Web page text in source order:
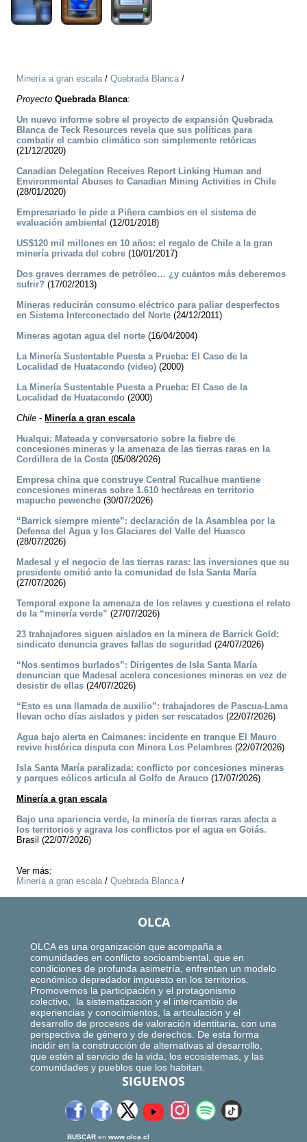
Minería a gran escala/ Quebrada Blanca/
Proyecto Quebrada Blanca:
Un nuevo informe sobre el proyecto de expansión Quebrada
Blanca de Teck Resources revela que sus políticas para
combatir el cambio climático son simplemente retóricas
(21/12/2020)
Canadian Delegation Receives Report Linking Human and
Environmental Abuses to Canadian Mining Activities in Chile
(28/01/2020)
Empresariado le pide a Piñera cambios en el sistema de
evaluación ambiental (12/01/2018)
US$120 mil millones en 10 años: el regalo de Chile a la gran
minería privada del cobre (10/01/2017)
Dos graves derrames de petróleo… ¿y cuántos más deberemos
sufrir? (17/02/2013)
Mineras reducirán consumo eléctrico para paliar desperfectos
en Sistema Interconectado del Norte (24/12/2011)
Mineras agotan agua del norte (16/04/2004)
La Minería Sustentable Puesta a Prueba: El Caso de la
Localidad de Huatacondo (video) (2000)
La Minería Sustentable Puesta a Prueba: El Caso de la
Localidad de Huatacondo (2000)
Chile - Minería a gran escala
Hualqui: Mateada y conversatorio sobre la fiebre de
concesiones mineras y la amenaza de las tierras raras en la
Cordillera de la Costa(05/08/2026)
Empresa china que construye Central Rucalhue mantiene
concesiones mineras sobre 1.610 hectáreas en territorio
mapuche pewenche (30/07/2026)
“Barrick siempre miente”: declaración de la Asamblea por la
Defensa del Agua y los Glaciares del Valle del Huasco
(28/07/2026)
Madesal y el negocio de las tierras raras: las inversiones que su
presidente omitió ante la comunidad de Isla Santa María
(27/07/2026)
Temporal expone la amenaza de los relaves y cuestiona el relato
de la “minería verde” (27/07/2026)
23 trabajadores siguen aislados en la minera de Barrick Gold:
sindicato denuncia graves fallas de seguridad (24/07/2026)
“Nos sentimos burlados”: Dirigentes de Isla Santa María
denuncian que Madesal acelera concesiones mineras en vez de
desistir de ellas (24/07/2026)
“Esto es una llamada de auxilio”: trabajadores de Pascua-Lama
llevan ocho días aislados y piden ser rescatados (22/07/2026)
Agua bajo alerta en Caimanes: incidente en tranque El Mauro
revive histórica disputa con Minera Los Pelambres (22/07/2026)
Isla Santa María paralizada: conflicto por concesiones mineras
y parques eólicos articula al Golfo de Arauco (17/07/2026)
Minería a gran escala
Bajo una apariencia verde, la minería de tierras raras afecta a
los territorios y agrava los conflictos por el agua en Goiás.
Brasil (22/07/2026)
Ver más:
Minería a gran escala/ Quebrada Blanca/
OLCA
OLCA es una organización que acompaña a
comunidades en conflicto socioambiental, que en
condiciones de profunda asimetría, enfrentan un modelo
económico depredador impuesto en los territorios.
Promovemos la participación y el protagonismo
colectivo, la sistematización y el intercambio de
experiencias y conocimientos, la articulación y el
desarrollo de procesos de valoración identitaria, con una
perspectiva de género y de derechos. De esta forma
incidir en la construcción de alternativas al desarrollo,
que estén al servicio de la vida, los ecosistemas, y las
comunidades y pueblos que los habitan.
SIGUENOS
BUSCAR en www.olca.cl